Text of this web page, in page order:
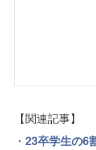
【関連記事】
・ 23卒学生の6